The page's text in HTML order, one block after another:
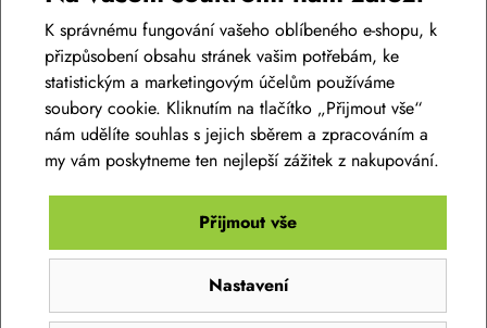
Dámská cyklistická sukně SILVINI Invio
1 799 Kč
Skladem eshop
K správnému fungování vašeho oblíbeného e-shopu, k
přizpůsobení obsahu stránek vašim potřebám, ke
statistickým a marketingovým účelům používáme
soubory cookie. Kliknutím na tlačítko „Přijmout vše“
nám udělíte souhlas s jejich sběrem a zpracováním a
my vám poskytneme ten nejlepší zážitek z nakupování.
Nastavení
Přijmout vše